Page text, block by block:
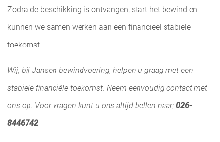
Zodra de beschikking is ontvangen, start het bewind en
kunnen we samen werken aan een financieel stabiele
toekomst.
Wij, bij Jansen bewindvoering, helpen u graag met een
stabiele financiële toekomst. Neem eenvoudig contact met
ons op. Voor vragen kunt u ons altijd bellen naar: 026-
8446742